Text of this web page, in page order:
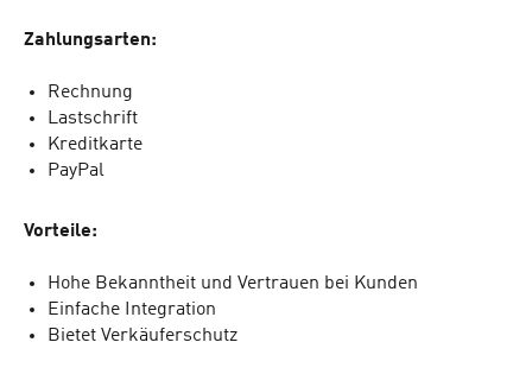
Zahlungsarten:
Rechnung
Lastschrift
Kreditkarte
PayPal
Vorteile:
Hohe Bekanntheit und Vertrauen bei Kunden
Einfache Integration
Bietet Verkäuferschutz